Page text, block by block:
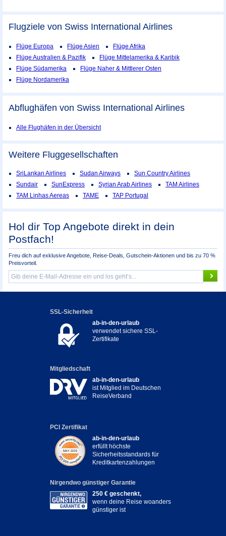
Flugziele von Swiss International Airlines
Flüge Europa Flüge Asien
Flüge Afrika
Flüge Australien & Pazifik
Flüge Mittelamerika & Karibik
Flüge Südamerika
Flüge Naher & Mittlerer Osten
Flüge Nordamerika
Abflughäfen von Swiss International Airlines
Alle Flughäfen in der Übersicht
Weitere Fluggesellschaften
SriLankan Airlines Sudan Airways
Sun Country Airlines
Sundair
SunExpress Syrian Arab Airlines
TAM Airlines
TAM Linhas Aereas
TAME TAP Portugal
Hol dir Top Angebote direkt in dein
Postfach!
Freu dich auf exklusive Angebote, Reise-Deals, Gutschein-Aktionen und bis zu 70 %
Preisvorteil.
SSL-Sicherheit
ab-in-den-urlaub
verwendet sichere SSL-
Zertifikate
Mitgliedschaft
ab-in-den-urlaub
ist Mitglied im Deutschen
ReiseVerband
PCI Zertifikat
ab-in-den-urlaub
erfüllt höchste
Sicherheitsstandards für
Kreditkartenzahlungen
Nirgendwo günstiger Garantie
250 € geschenkt,
wenn deine Reise woanders
günstiger ist